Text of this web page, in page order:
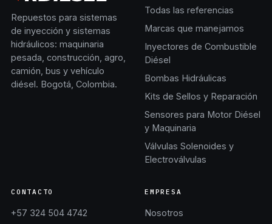
Repuestos para sistemas
de inyección y sistemas
hidráulicos: maquinaria
pesada, construcción, agro,
camión, bus y vehículo
diésel. Bogotá, Colombia.
Todas las referencias
Marcas que manejamos
Inyectores de Combustible
Diésel
Bombas Hidráulicas
Kits de Sellos y Reparación
Sensores para Motor Diésel
y Maquinaria
Válvulas Solenoides y
Electroválvulas
CONTACTO
+57 324 504 4742
EMPRESA
Nosotros